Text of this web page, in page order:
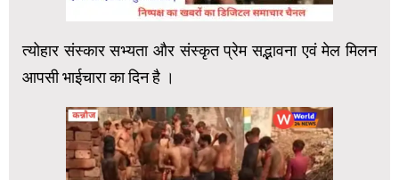
त्योहार संस्कार सभ्यता और संस्कृत प्रेम सद्भावना एवं मेल मिलन
आपसी भाईचारा का दिन है ।